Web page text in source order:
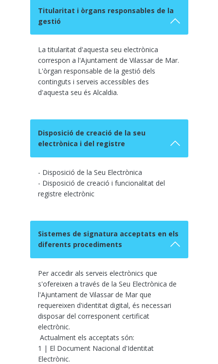
Titularitat i òrgans responsables de la
gestió
La titularitat d'aquesta seu electrònica
correspon a l'Ajuntament de Vilassar de Mar.
L'òrgan responsable de la gestió dels
continguts i serveis accessibles des
d'aquesta seu és Alcaldia.
Disposició de creació de la seu
electrònica i del registre
- Disposició de la Seu Electrònica
- Disposició de creació i funcionalitat del
registre electrònic
Sistemes de signatura acceptats en els
diferents procediments
Per accedir als serveis electrònics que
s'ofereixen a través de la Seu Electrònica de
l'Ajuntament de Vilassar de Mar que
requereixen d'identitat digital, és necessari
disposar del corresponent certificat
electrònic.
Actualment els acceptats són:
1 | El Document Nacional d'Identitat
Electrònic.